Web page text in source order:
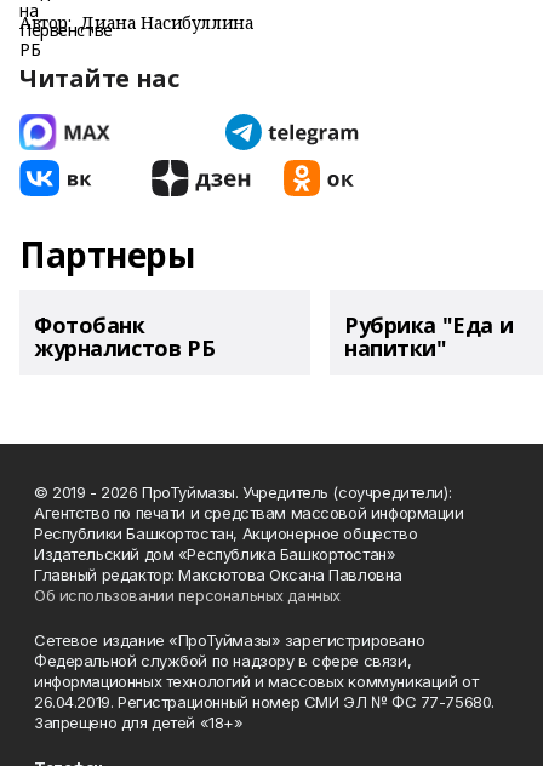
Автор: Диана Насибуллина
Читайте нас
Партнеры
Фотобанк
журналистов РБ
Рубрика "Еда и
напитки"
© 2019 - 2026 ПроТуймазы. Учредитель (соучредители):
Агентство по печати и средствам массовой информации
Республики Башкортостан, Акционерное общество
Издательский дом «Республика Башкортостан»
Главный редактор: Максютова Оксана Павловна
Об использовании персональных данных
Сетевое издание «ПроТуймазы» зарегистрировано
Федеральной службой по надзору в сфере связи,
информационных технологий и массовых коммуникаций от
26.04.2019. Регистрационный номер СМИ ЭЛ № ФС 77-75680.
Запрещено для детей «18+»